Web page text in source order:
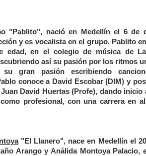
"Pablito", nació en Medellín el 6 de
y es vocalista en el grupo. Pablito
edad, en el colegio de música de
así su pasión por los ritmos
su gran pasión escribiendo
conoce a David Escobar (DIM) y
David Huertas (Profe), dando inicio
profesional, con una carrera en
"El Llanero", nace en Medellín el
Arango y Análida Montoya Palacio,